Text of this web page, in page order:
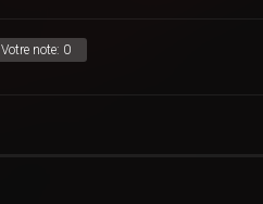
Votre note: 0